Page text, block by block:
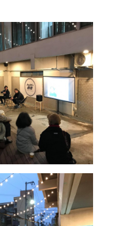
コミュニティ／まちづ
ビジネス／起業／経営
医療／健康／福祉
教育／哲学
食
About Hyper Engawa
E:info@hyper-
F: